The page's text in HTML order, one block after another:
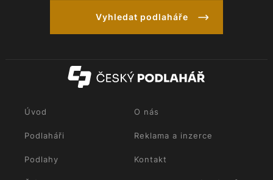
Vyhledat podlaháře
Úvod O nás
Podlaháři Reklama a inzerce
Podlahy Kontakt